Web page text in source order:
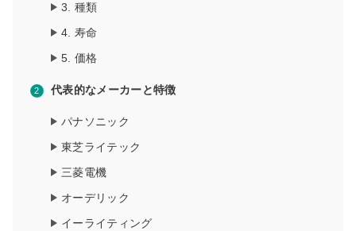
3. 種類
4. 寿命
5. 価格
代表的なメーカーと特徴
パナソニック
東芝ライテック
三菱電機
オーデリック
イーライティング